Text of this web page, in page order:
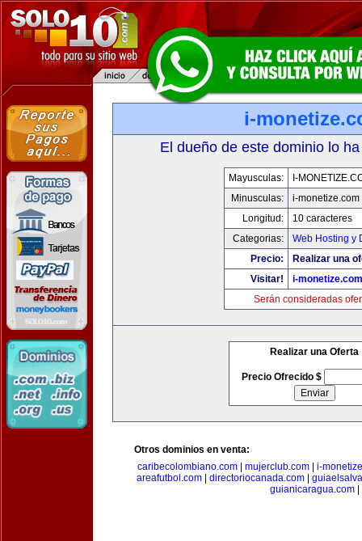
i-
El dueño de este dominio lo
Mayusculas:
I-
Minusculas:
i-monetize.com
Longitud:
10 caracteres
Categorias:
Web Hosting y
Precio:
Realizar una
Visitar!
i-monetize.com
Serán consideradas
Realizar una Oferta
Precio Ofrecido $
Otros dominios en venta:
caribecolombiano.com| mujerclub.com| i-
areafutbol.com
directoriocanada.com
guianicaragua.com|